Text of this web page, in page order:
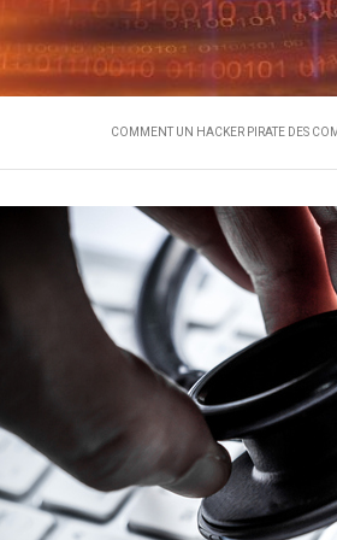
en récupération de
COMMENT UN HACKER PIRATE DES